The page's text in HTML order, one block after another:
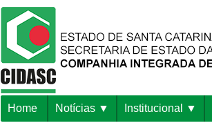
Home Notícias Institucional